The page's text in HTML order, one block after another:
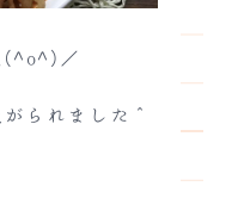
(^o^)／
られました＾